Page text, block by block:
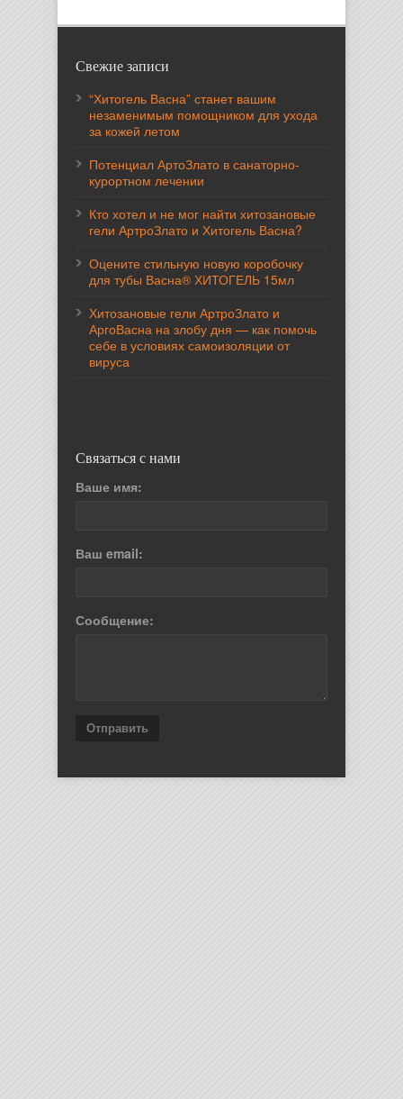
Свежие записи
“Хитогель Васна” станет вашим
незаменимым помощником для ухода
за кожей летом
Потенциал АртоЗлато в санаторно-
курортном лечении
Кто хотел и не мог найти хитозановые
гели АртроЗлато и Хитогель Васна?
Оцените стильную новую коробочку
для тубы Васна® ХИТОГЕЛЬ 15мл
Хитозановые гели АртроЗлато и
АргоВасна на злобу дня — как помочь
себе в условиях самоизоляции от
вируса
Связаться с нами
Ваше имя:
Ваш email:
Сообщение:
Отправить